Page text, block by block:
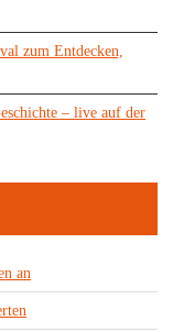
zum Entdecken,
– live auf der
an